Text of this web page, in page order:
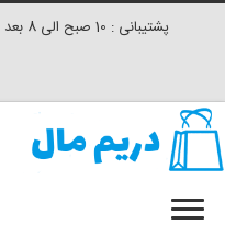
پشتیبانی : 10 صبح الی 8 بعد از ظهر از طریق تلفن 09039576277